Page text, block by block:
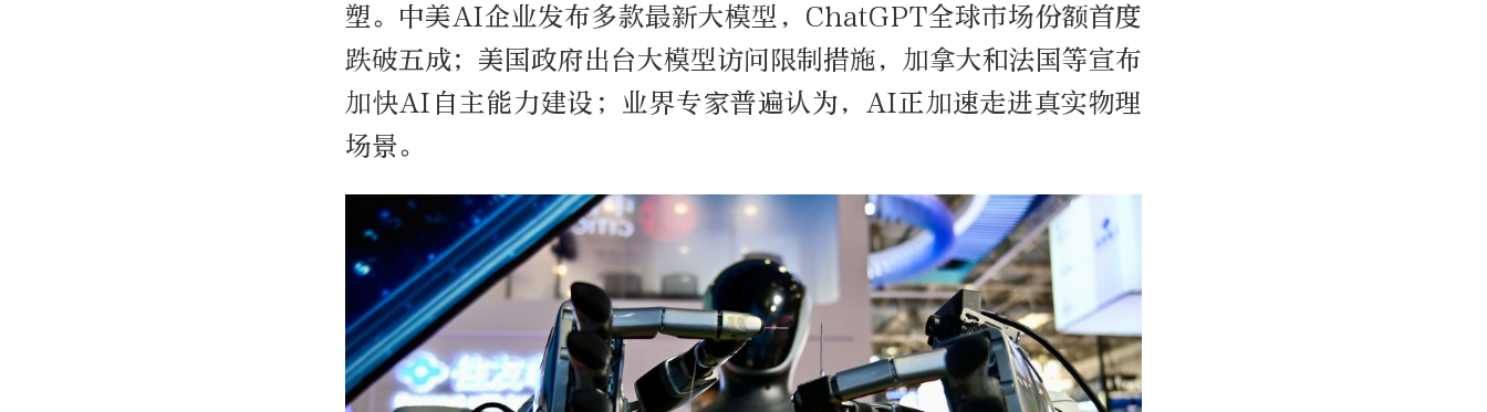
塑。中美AI企业发布多款最新大模型，ChatGPT全球市场份额首度
跌破五成；美国政府出台大模型访问限制措施，加拿大和法国等宣布
加快AI自主能力建设；业界专家普遍认为，AI正加速走进真实物理
场景。